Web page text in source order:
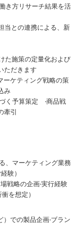
き⽅リサーチ結果を活
当との連携による、新
た施策の定量化および
ただきます
ーケティング戦略の策
み
く予算策定 ‧商品戦
引
、マーケティング業務
験）
戦略の企画‧実⾏経験
を想定）
）での製品企画‧ブラン